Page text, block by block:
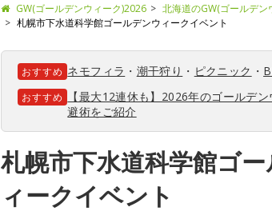
GW(ゴールデンウィーク)2026 北海道のGW(ゴールデン
札幌市下水道科学館ゴールデンウィークイベント
おすすめ ネモフィラ ・ 潮干狩り ・ ピクニック ・
おすすめ
【最大12連休も】2026年のゴールデ
避術をご紹介
札幌市下水道科学館ゴ
ィークイベント